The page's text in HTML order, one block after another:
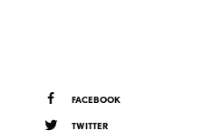
FACEBOOK
TWITTER